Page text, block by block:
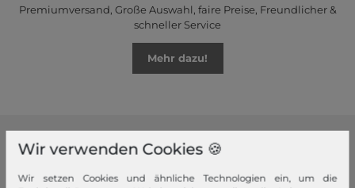
Premiumversand, Große Auswahl, faire Preise, Freundlicher &
schneller Service
Mehr dazu!
modeherz
Impressum
Wir verwenden Cookies 🍪
Wir setzen Cookies und ähnliche Technologien ein, um die